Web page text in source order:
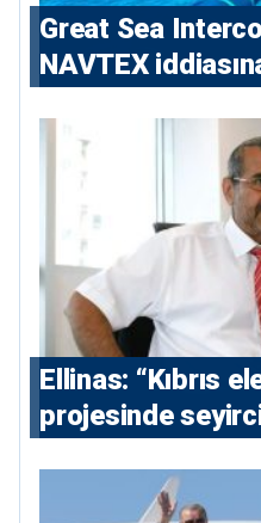
Great Sea
NAVTEX
Ellinas: “Kıbrıs
projesinde